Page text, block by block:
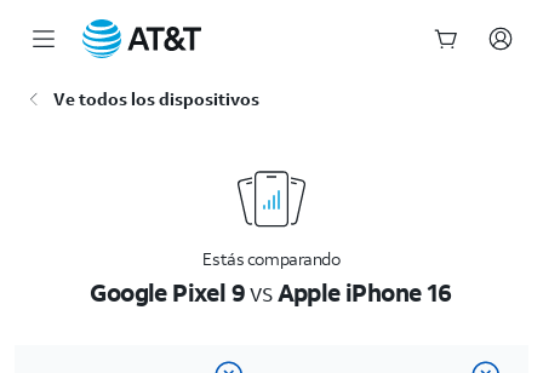
Ve todos los dispositivos
Estás comparando
Google Pixel 9vsApple iPhone 16